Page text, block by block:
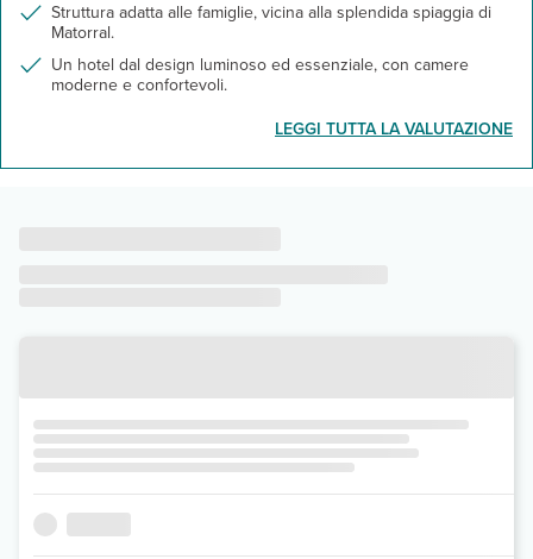
Struttura adatta alle famiglie, vicina alla splendida spiaggia di
Matorral.
Un hotel dal design luminoso ed essenziale, con camere
moderne e confortevoli.
LEGGI TUTTA LA VALUTAZIONE